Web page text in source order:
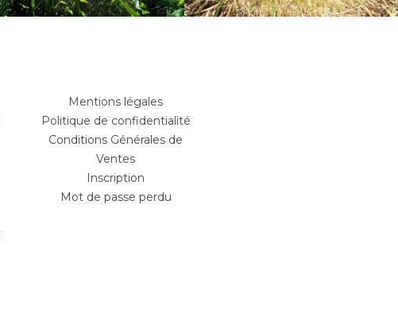
Mentions légales
Politique de confidentialité
Conditions Générales de
Ventes
Inscription
Mot de passe perdu